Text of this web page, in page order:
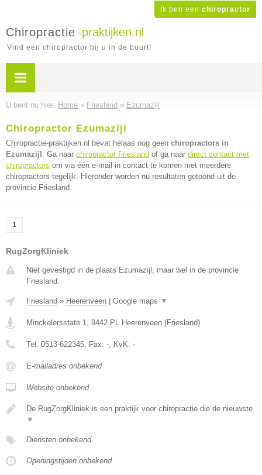
Ik ben een chiropractor
Chiropractie -praktijken.nl
Vind een chiropractor bij u in de buurt!
U bent nu hier: Home » Friesland » Ezumazijl
Chiropractor Ezumazijl
Chiropractie-praktijken.nl bevat helaas nog geen chiropractors in
Ezumazijl . Ga naar chiropractor Friesland of ga naar direct contact met
chiropractors om via één e-mail in contact te komen met meerdere
chiropractors tegelijk. Hieronder worden nu resultaten getoond uit de
provincie Friesland.
1
RugZorgKliniek
Niet gevestigd in de plaats Ezumazijl, maar wel in de provincie
Friesland.
Friesland » Heerenveen Google maps ▼
Minckelersstate 1, 8442 PL Heerenveen (Friesland)
Tel: 0513-622345, Fax: -, KvK: -
E-mailadres onbekend
Website onbekend
De RugZorgKliniek is een praktijk voor chiropractie die de nieuwste
▼
Diensten onbekend
Openingstijden onbekend